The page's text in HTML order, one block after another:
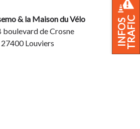
INFOSTRAFIC
& la Maison du Vélo
boulevard de Crosne
27400 Louviers